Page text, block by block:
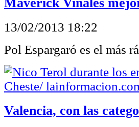
Maverick Viñales
13/02/2013 18:22
Pol Espargaró es el más
Valencia, con las